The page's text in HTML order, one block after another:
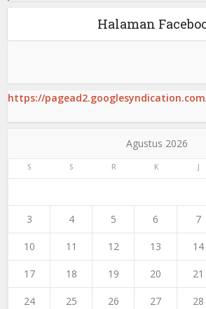
Halaman
https://
Agustus 2026
S S R K J
3 4 5 6 7
10 11 12 13 14
17 18 19 20 21
24 25 26 27 28